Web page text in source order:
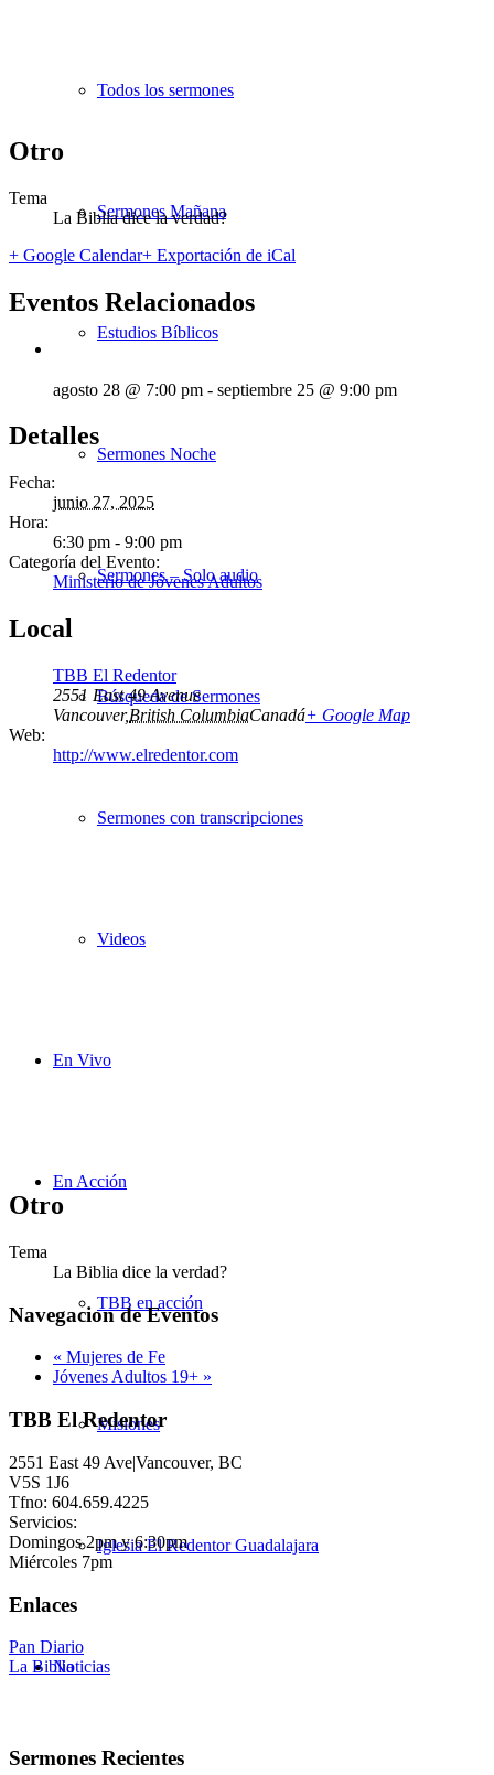
Todos los sermones
Sermones Mañana
Estudios Bíblicos
Sermones Noche
Sermones – Solo audio
Búsqueda de Sermones
Sermones con transcripciones
Videos
En Vivo
En Acción
TBB en acción
Misiones
Iglesia El Redentor Guadalajara
Noticias
Otro
Tema
La Biblia dice la verdad?
+ Google Calendar+ Exportación de iCal
Eventos Relacionados
agosto 28 @ 7:00 pm - septiembre 25 @ 9:00 pm
Detalles
Fecha:
junio 27, 2025
Hora:
6:30 pm - 9:00 pm
Categoría del Evento:
Ministerio de Jóvenes Adultos
Local
TBB El Redentor
2551 East 49 Avenue
Vancouver,British ColumbiaCanadá+ Google Map
Web:
http://www.elredentor.com
Otro
Tema
La Biblia dice la verdad?
Navegacion de Eventos
« Mujeres de Fe
Jóvenes Adultos 19+ »
TBB El Redentor
2551 East 49 Ave|Vancouver, BC
V5S 1J6
Tfno: 604.659.4225
Servicios:
Domingos 2pm y 6:30pm
Miércoles 7pm
Enlaces
Pan Diario
La Biblia
Sermones Recientes